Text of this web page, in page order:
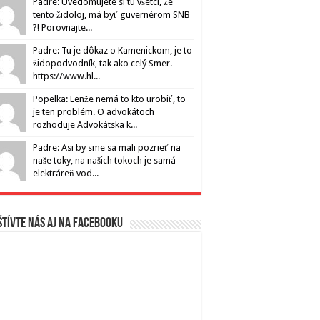
tento židoloj, má byť guvernérom SNB
?! Porovnajte...
Padre: Tu je dôkaz o Kamenickom, je to
židopodvodník, tak ako celý Smer.
https://www.hl...
Popelka: Lenže nemá to kto urobiť, to
je ten problém. O advokátoch
rozhoduje Advokátska k...
Padre: Asi by sme sa mali pozrieť na
naše toky, na našich tokoch je samá
elektráreň vod...
nás aj na Facebooku